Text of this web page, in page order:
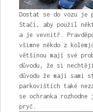
Dostat se do vozu je
Stačí, aby použil
a je vevnitř.
všimne někdo z
většinou mají své
důvodu, že si
důvodu že mají sami
parkovištích také
se ochranka
pryč.